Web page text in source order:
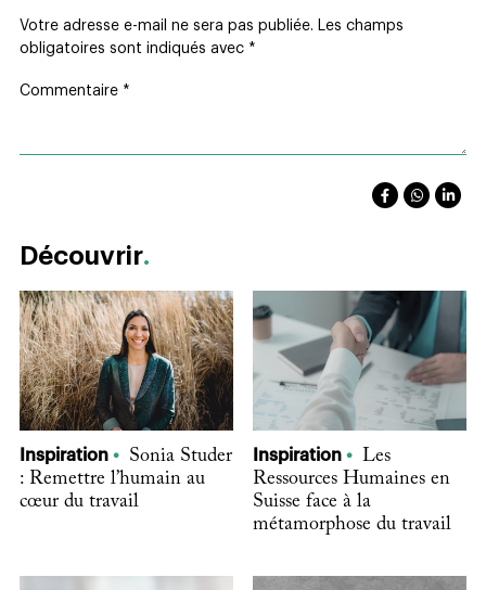
Votre adresse e-mail ne sera pas publiée.
Les champs
obligatoires sont indiqués avec *
Commentaire *
Découvrir
Inspiration
Sonia Studer
: Remettre l’humain au
cœur du travail
Inspiration
Les
Ressources Humaines en
Suisse face à la
métamorphose du travail